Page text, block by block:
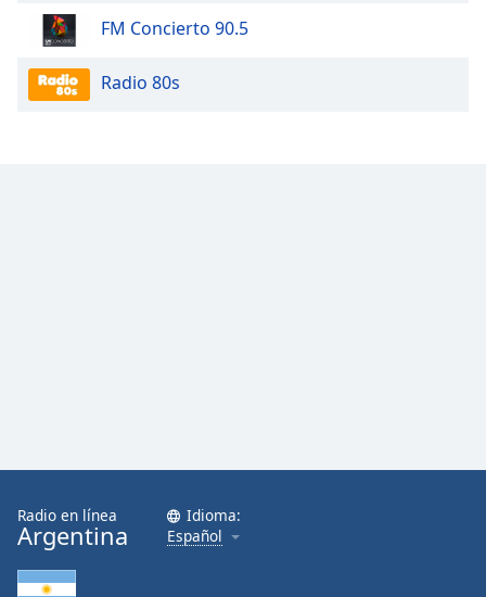
FM Concierto 90.5
Radio 80s
Radio en línea
Argentina
Idioma:
Español